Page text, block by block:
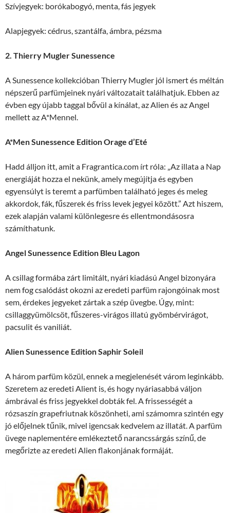
Szívjegyek: borókabogyó, menta, fás jegyek
Alapjegyek: cédrus, szantálfa, ámbra, pézsma
2. Thierry Mugler Sunessence
A Sunessence kollekcióban Thierry Mugler jól ismert és méltán
népszerű parfümjeinek nyári változatait találhatjuk. Ebben az
évben egy újabb taggal bővül a kínálat, az Alien és az Angel
mellett az A*Mennel.
A*Men Sunessence Edition Orage d’Eté
Hadd álljon itt, amit a Fragrantica.com írt róla: „Az illata a Nap
energiáját hozza el nekünk, amely megújítja és egyben
egyensúlyt is teremt a parfümben található jeges és meleg
akkordok, fák, fűszerek és friss levek jegyei között.” Azt hiszem,
ezek alapján valami különlegesre és ellentmondásosra
számíthatunk.
Angel Sunessence Edition Bleu Lagon
A csillag formába zárt limitált, nyári kiadású Angel bizonyára
nem fog csalódást okozni az eredeti parfüm rajongóinak most
sem, érdekes jegyeket zártak a szép üvegbe. Úgy, mint:
csillaggyümölcsöt, fűszeres-virágos illatú gyömbérvirágot,
pacsulit és vaniliát.
Alien Sunessence Edition Saphir Soleil
A három parfüm közül, ennek a megjelenését várom leginkább.
Szeretem az eredeti Alient is, és hogy nyáriasabbá váljon
ámbrával és friss jegyekkel dobták fel. A frissességét a
rózsaszín grapefriutnak köszönheti, ami számomra szintén egy
jó előjelnek tűnik, mivel igencsak kedvelem az illatát. A parfüm
üvege naplementére emlékeztető narancssárgás színű, de
megőrizte az eredeti Alien flakonjának formáját.